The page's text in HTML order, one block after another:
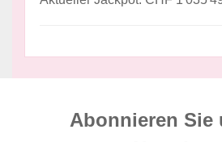
Abonnieren Sie